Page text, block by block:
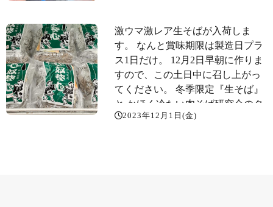
激ウマ激レア生そばが入荷しま
す。 なんと賞味期限は製造日プラ
ス1日だけ。 12月2日早朝に作りま
すので、この土日中に召し上がっ
てください。 冬季限定『生そば』
と かほく冷たい肉そば研究会のタ
レ肉セットと組み合わせれば最強
2023年12月1日(金)